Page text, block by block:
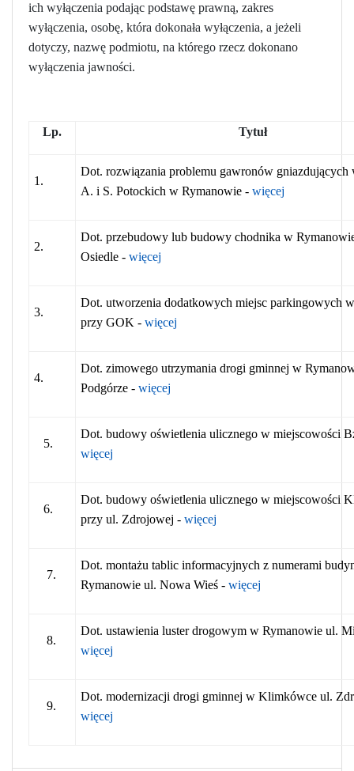
ich wyłączenia podając podstawę prawną, zakres
wyłączenia, osobę, która dokonała wyłączenia, a jeżeli
dotyczy, nazwę podmiotu, na którego rzecz dokonano
wyłączenia jawności.
Lp. Tytuł
1.
Dot. rozwiązania problemu gawronów gniazdujących
A. i S. Potockich w Rymanowie - więcej
2.
Dot. przebudowy lub budowy chodnika w
Osiedle - więcej
3.
Dot. utworzenia dodatkowych miejsc parkingowych
przy GOK - więcej
4.
Dot. zimowego utrzymania drogi gminnej w
Podgórze - więcej
5.
Dot. budowy oświetlenia ulicznego w miejscowości
więcej
6.
Dot. budowy oświetlenia ulicznego w miejscowości
przy ul. Zdrojowej - więcej
7.
Dot. montażu tablic informacyjnych z numerami
Rymanowie ul. Nowa Wieś - więcej
8.
Dot. ustawienia luster drogowym w Rymanowie ul.
więcej
9.
Dot. modernizacji drogi gminnej w Klimkówce ul.
więcej